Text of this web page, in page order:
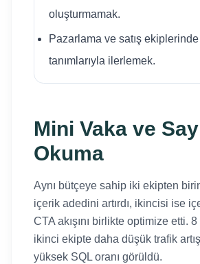
oluşturmamak.
Pazarlama ve satış ekiplerinde
tanımlarıyla ilerlemek.
Mini Vaka ve
Okuma
Aynı bütçeye sahip iki ekipten
içerik adedini artırdı, ikincisi ise
CTA akışını birlikte optimize etti.
ikinci ekipte daha düşük trafik
yüksek SQL oranı görüldü.